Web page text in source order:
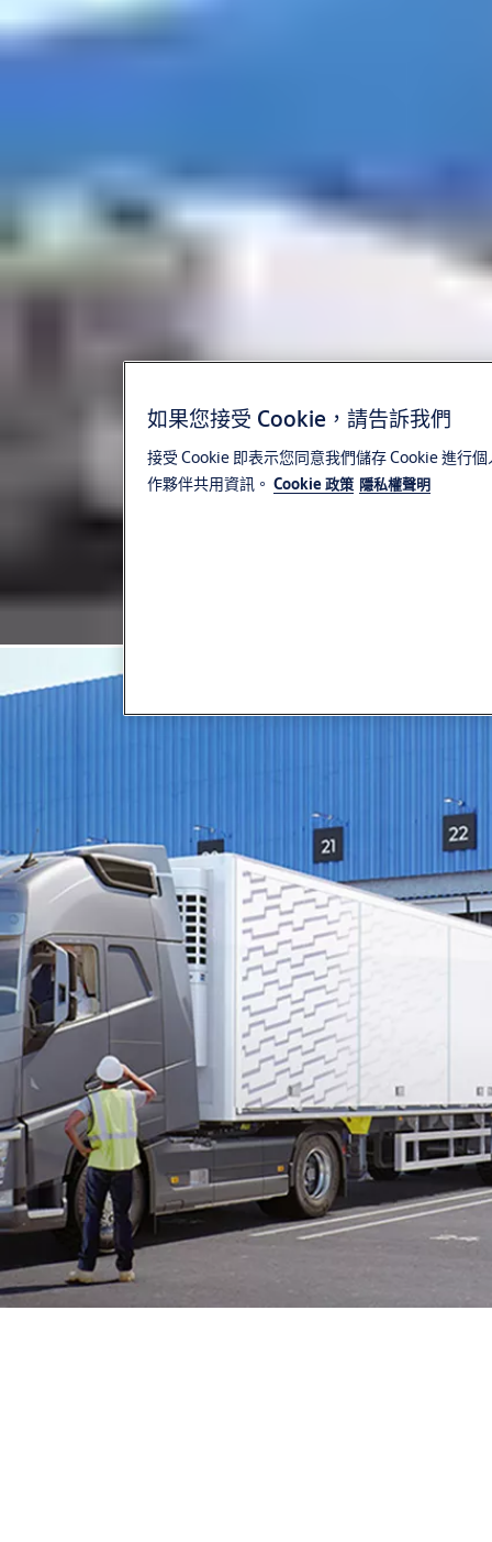
衡量物流中心內的貨物價值，您不能忽視安全問題。憑藉多年的經
驗，我們可為各種規模或預算的物流中心提供持久的防護。無論您
如果您接受 Cookie，請告訴我們
接受 Cookie 即表示您同意我們儲存 Cookie 進行
作夥伴共用資訊。 Cookie 政策 隱私權聲明